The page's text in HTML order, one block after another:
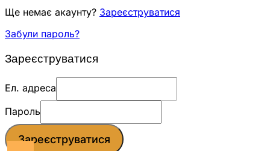
Ще немає акаунту? Зареєструватися
Забули пароль?
Зареєструватися
Ел. адреса
Пароль
Зареєструватися